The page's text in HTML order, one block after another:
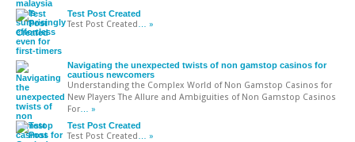
Test Post Created
Test Post Created… »
Navigating the unexpected twists of non gamstop casinos for
cautious newcomers
Understanding the Complex World of Non Gamstop Casinos for
New Players The Allure and Ambiguities of Non Gamstop Casinos
For… »
Test Post Created
Test Post Created… »